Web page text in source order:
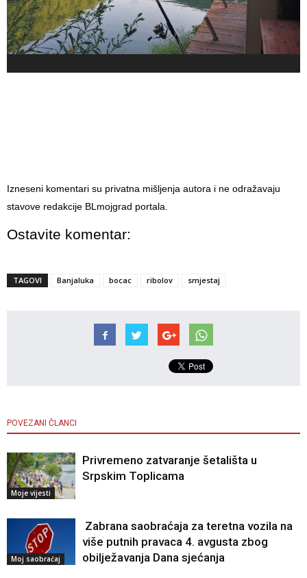
Izneseni komentari su privatna mišljenja autora i ne odražavaju
stavove redakcije BLmojgrad portala.
Ostavite komentar:
TAGOVI Banjaluka bocac ribolov smjestaj
POVEZANI ČLANCI
Moje vijesti
Privremeno zatvaranje šetališta u
Srpskim Toplicama
Moj saobraćaj
Zabrana saobraćaja za teretna vozila na
više putnih pravaca 4. avgusta zbog
obilježavanja Dana sjećanja